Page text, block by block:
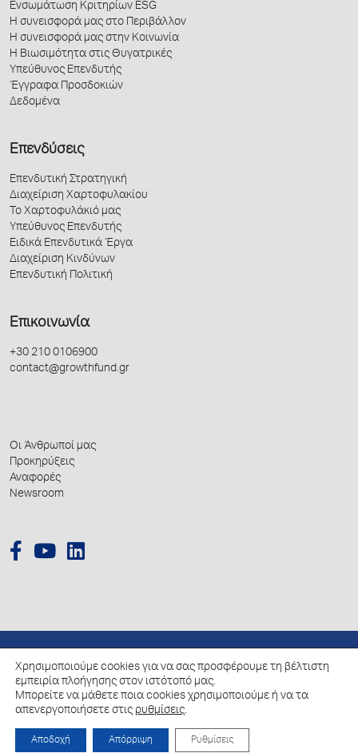
Ενσωμάτωση Κριτηρίων ESG
Η συνεισφορά μας στο Περιβάλλον
Η συνεισφορά μας στην Κοινωνία
Η Βιωσιμότητα στις Θυγατρικές
Υπεύθυνος Επενδυτής
Έγγραφα Προσδοκιών
Δεδομένα
Επενδύσεις
Επενδυτική Στρατηγική
Διαχείριση Χαρτοφυλακίου
Το Χαρτοφυλάκιό μας
Υπεύθυνος Επενδυτής
Ειδικά Επενδυτικά Έργα
Διαχείριση Κινδύνων
Επενδυτική Πολιτική
Επικοινωνία
+30 210 0106900
contact@growthfund.gr
Οι Άνθρωποί μας
Προκηρύξεις
Αναφορές
Newsroom
© 2026 Hellenic Growth Fund.
Πολιτική για την επεξεργασία των Δεδομένων Προσωπικού Χαρακτήρα
Χρησιμοποιούμε cookies για να σας προσφέρουμε τη βέλτιστη
εμπειρία πλοήγησης στον ιστότοπό μας.
Μπορείτε να μάθετε ποια cookies χρησιμοποιούμε ή να τα
απενεργοποιήσετε στις ρυθμίσεις.
Αποδοχή Απόρριψη Ρυθμίσεις